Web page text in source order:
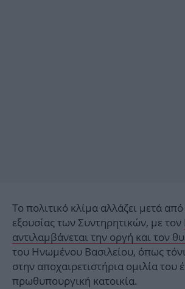
Το πολιτικό κλίμα αλλάζει μετά
εξουσίας των Συντηρητικών, με τον
αντιλαμβάνεται την οργή και τον
του Ηνωμένου Βασιλείου, όπως
στην αποχαιρετιστήρια ομιλία του
πρωθυπουργική κατοικία.